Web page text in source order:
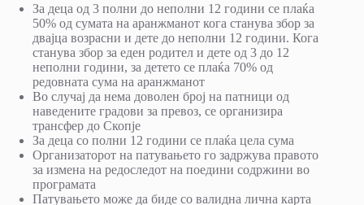
За деца од 3 полни до неполни 12 години се плаќа
50% од сумата на аранжманот кога станува збор за
двајца возрасни и дете до неполни 12 години. Кога
станува збор за еден родител и дете од 3 до 12
неполни години, за детето се плаќа 70% од
редовната сума на аранжманот
Во случај да нема доволен број на патници од
наведените градови за превоз, се организира
трансфер до Скопје
За деца со полни 12 години се плаќа цела сума
Организаторот на патувањето го задржува правото
за измена на редоследот на поедини содржини во
програмата
Патувањето може да биде со валидна лична карта